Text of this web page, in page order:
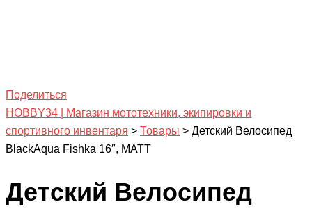
Поделиться
HOBBY34 | Магазин мототехники, экипировки и
спортивного инвентаря > Товары > Детский Велосипед
BlackAqua Fishka 16″, MATT
Детский Велосипед